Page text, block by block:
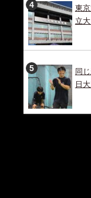
東
立
同
日